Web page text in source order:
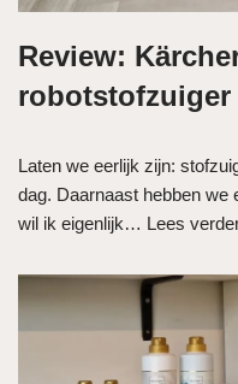
Review:
robotstofzuiger
Laten we eerlijk zijn:
dag. Daarnaast hebben we
wil ik eigenlijk… Lees